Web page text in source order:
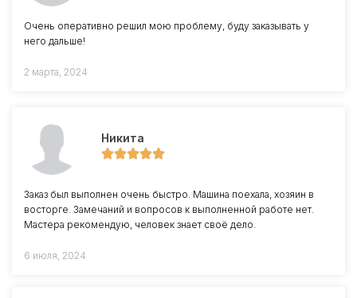
Очень оперативно решил мою проблему, буду заказывать у
него дальше!
2 марта, 2024
Никита
Заказ был выполнен очень быстро. Машина поехала, хозяин в
восторге. Замечаний и вопросов к выполненной работе нет.
Мастера рекомендую, человек знает своё дело.
6 июля, 2024